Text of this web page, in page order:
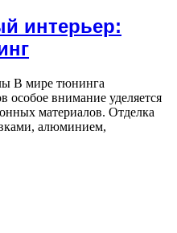
интерьер:
В мире тюнинга
особое внимание уделяется
материалов. Отделка
алюминием,